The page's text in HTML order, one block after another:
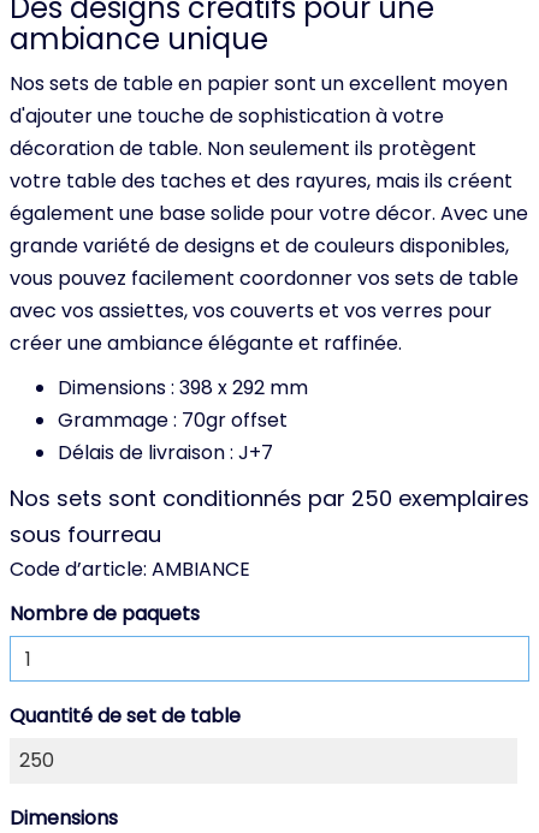
ambiance unique
Nos sets de table en papier sont un excellent moyen
d'ajouter une touche de sophistication à votre
décoration de table. Non seulement ils protègent
votre table des taches et des rayures, mais ils créent
également une base solide pour votre décor. Avec une
grande variété de designs et de couleurs disponibles,
vous pouvez facilement coordonner vos sets de table
avec vos assiettes, vos couverts et vos verres pour
créer une ambiance élégante et raffinée.
Dimensions : 398 x 292 mm
Grammage : 70gr offset
Délais de livraison : J+7
Nos sets sont conditionnés par 250 exemplaires
sous fourreau
Code d’article: AMBIANCE
Nombre de paquets
Quantité de set de table
Dimensions